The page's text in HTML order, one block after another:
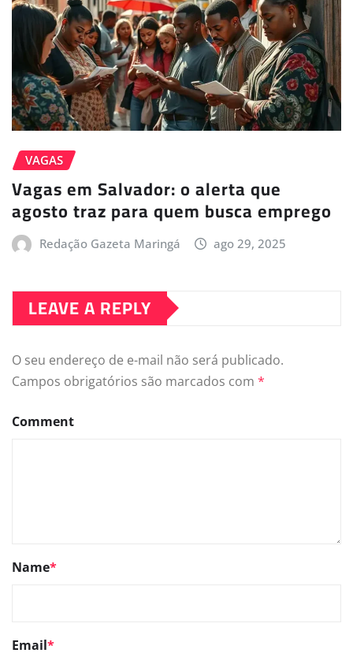
VAGAS
Vagas em Salvador: o alerta que
agosto traz para quem busca emprego
Redação Gazeta Maringá ago 29, 2025
LEAVE A REPLY
O seu endereço de e-mail não será publicado.
Campos obrigatórios são marcados com *
Comment
Name*
Email*